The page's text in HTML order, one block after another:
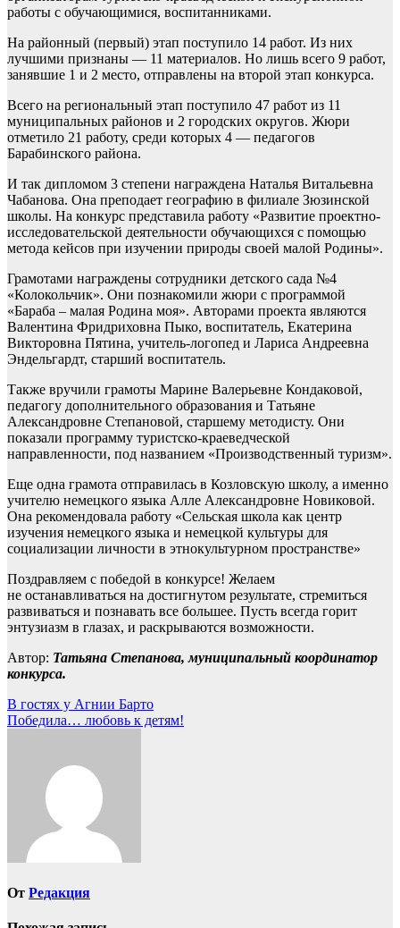
работы с обучающимися, воспитанниками.
На районный (первый) этап поступило 14 работ. Из них
лучшими признаны — 11 материалов. Но лишь всего 9 работ,
занявшие 1 и 2 место, отправлены на второй этап конкурса.
Всего на региональный этап поступило 47 работ из 11
муниципальных районов и 2 городских округов. Жюри
отметило 21 работу, среди которых 4 — педагогов
Барабинского района.
И так дипломом 3 степени награждена Наталья Витальевна
Чабанова. Она преподает географию в филиале Зюзинской
школы. На конкурс представила работу «Развитие проектно-
исследовательской деятельности обучающихся с помощью
метода кейсов при изучении природы своей малой Родины».
Грамотами награждены сотрудники детского сада №4
«Колокольчик». Они познакомили жюри с программой
«Бараба – малая Родина моя». Авторами проекта являются
Валентина Фридриховна Пыко, воспитатель, Екатерина
Викторовна Пятина, учитель-логопед и Лариса Андреевна
Эндельгардт, старший воспитатель.
Также вручили грамоты Марине Валерьевне Кондаковой,
педагогу дополнительного образования и Татьяне
Александровне Степановой, старшему методисту. Они
показали программу туристско-краеведческой
направленности, под названием «Производственный туризм».
Еще одна грамота отправилась в Козловскую школу, а именно
учителю немецкого языка Алле Александровне Новиковой.
Она рекомендовала работу «Сельская школа как центр
изучения немецкого языка и немецкой культуры для
социализации личности в этнокультурном пространстве»
Поздравляем с победой в конкурсе! Желаем
не останавливаться на достигнутом результате, стремиться
развиваться и познавать все большее. Пусть всегда горит
энтузиазм в глазах, и раскрываются возможности.
Автор: Татьяна Степанова, муниципальный координатор
конкурса.
Навигация
по
В гостях у Агнии Барто
Победила… любовь к детям!
От Редакция